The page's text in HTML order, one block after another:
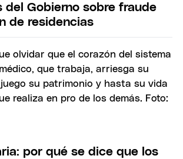
del Gobierno sobre fraude
de residencias
por qué se dice que los